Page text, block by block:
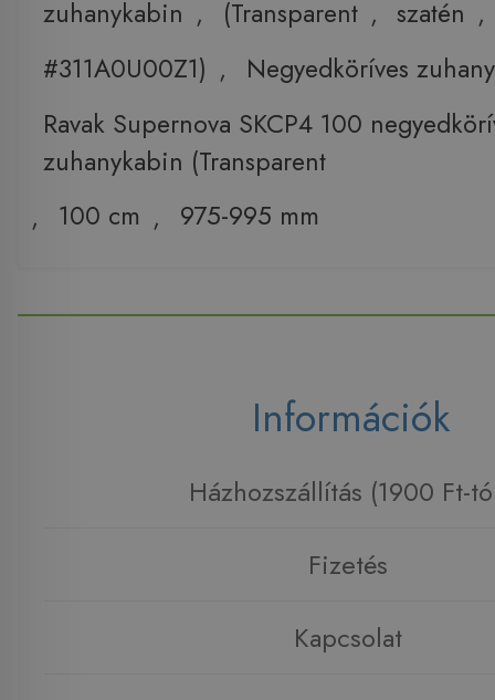
zuhanykabin , (Transparent , szatén ,
#311A0U00Z1) ,
Negyedköríves
Ravak Supernova SKCP4 100
zuhanykabin (Transparent
,
100 cm , 975-995 mm
Információk
Házhozszállítás (1900 Ft-
Fizetés
Kapcsolat